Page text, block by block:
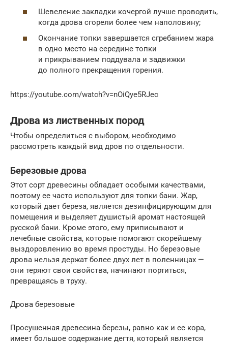
Шевеление закладки кочергой лучше проводить,
когда дрова сгорели более чем наполовину;
Окончание топки завершается сгребанием жара
в одно место на середине топки
и прикрыванием поддувала и задвижки
до полного прекращения горения.
https://youtube.com/watch?v=nOiQye5RJec
Дрова из лиственных пород
Чтобы определиться с выбором, необходимо
рассмотреть каждый вид дров по отдельности.
Березовые дрова
Этот сорт древесины обладает особыми качествами,
поэтому ее часто используют для топки бани. Жар,
который дает береза, является дезинфицирующим для
помещения и выделяет душистый аромат настоящей
русской бани. Кроме этого, ему приписывают и
лечебные свойства, которые помогают скорейшему
выздоровлению во время простуды. Но березовые
дрова нельзя держат более двух лет в поленницах —
они теряют свои свойства, начинают портиться,
превращаясь в труху.
Дрова березовые
Просушенная древесина березы, равно как и ее кора,
имеет большое содержание дегтя, который является